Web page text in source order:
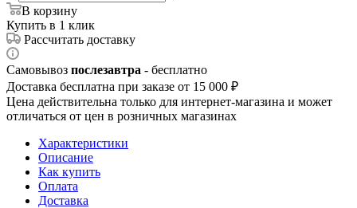
В корзину
Купить в 1 клик
Рассчитать доставку
Самовывоз послезавтра - бесплатно
Доставка бесплатна при заказе от 15 000 ₽
Цена действительна только для интернет-магазина и может
отличаться от цен в розничных магазинах
Характеристики
Описание
Как купить
Оплата
Доставка